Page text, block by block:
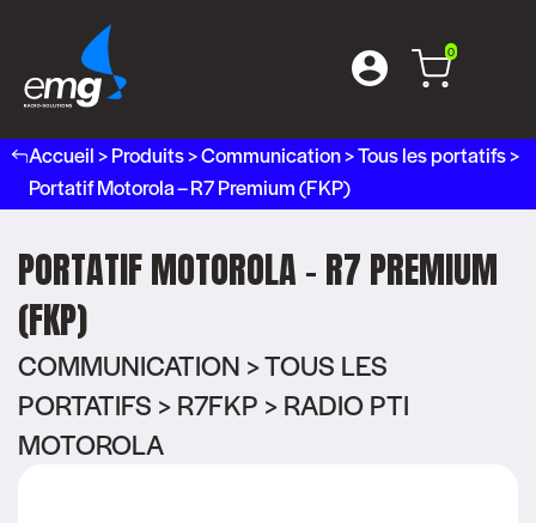
0
Accueil>Produits>Communication>Tous les portatifs>
Portatif Motorola – R7 Premium (FKP)
PORTATIF MOTOROLA – R7 PREMIUM
(FKP)
COMMUNICATION > TOUS LES
PORTATIFS > R7FKP > RADIO PTI
MOTOROLA